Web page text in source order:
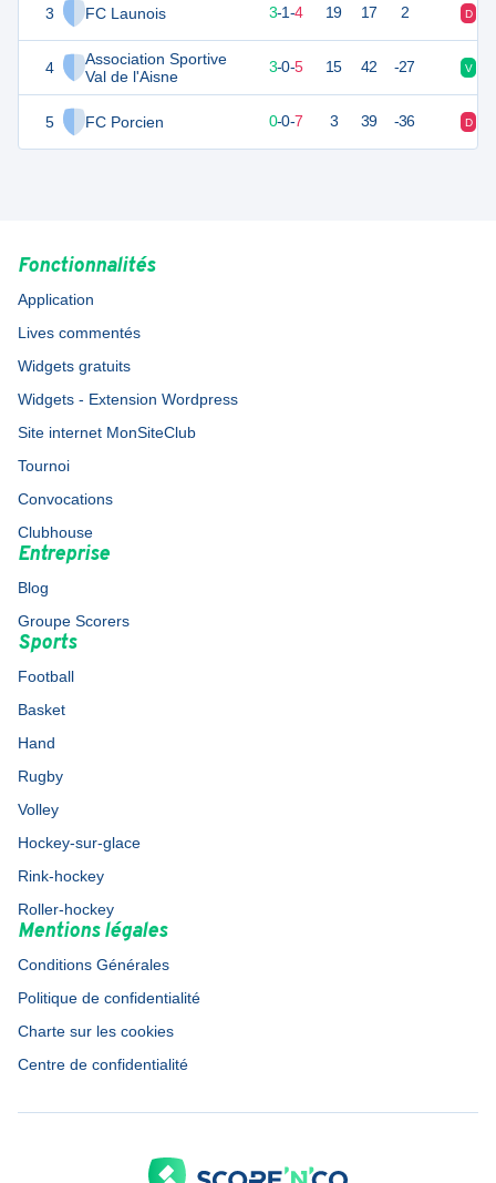
3 FC Launois
4
Association Sportive
Val de l'Aisne
5 FC Porcien
3-1-4 19 17 2 D
9 3-0-5 15 42 -27 V
0-0-7 3 39 -36 D
Fonctionnalités
Application
Lives commentés
Widgets gratuits
Widgets - Extension Wordpress
Site internet MonSiteClub
Tournoi
Convocations
Clubhouse
Entreprise
Blog
Groupe Scorers
Sports
Football
Basket
Hand
Rugby
Volley
Hockey-sur-glace
Rink-hockey
Roller-hockey
Mentions légales
Conditions Générales
Politique de confidentialité
Charte sur les cookies
Centre de confidentialité